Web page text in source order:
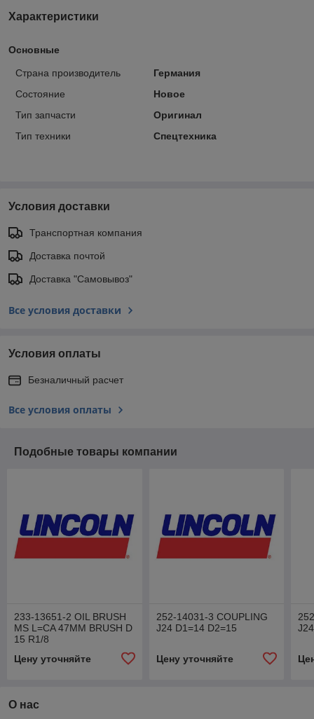
Характеристики
Основные
Страна производитель
Германия
Состояние
Новое
Тип запчасти
Оригинал
Тип техники
Спецтехника
Условия доставки
Транспортная компания
Доставка почтой
Доставка "Самовывоз"
Все условия доставки
Условия оплаты
Безналичный расчет
Все условия оплаты
Подобные товары компании
233-13651-2 OIL BRUSH
MS L=CA 47MM BRUSH D
15 R1/8
Цену уточняйте
252-14031-3 COUPLING
J24 D1=14 D2=15
Цену уточняйте
О нас